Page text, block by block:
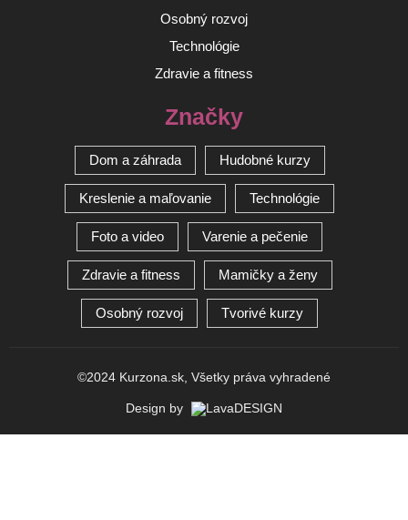
Osobný rozvoj
Technológie
Zdravie a fitness
Značky
Dom a záhrada Hudobné kurzy
Kreslenie a maľovanie Technológie
Foto a video Varenie a pečenie
Zdravie a fitness Mamičky a ženy
Osobný rozvoj Tvorivé kurzy
©2024 Kurzona.sk, Všetky práva vyhradené
Design by
Optimized by Seraphinite Accelerator
Turns on site high speed to be attractive for people and search engines.